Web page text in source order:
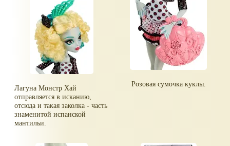
Лагуна Монстр Хай
отправляется в исканию,
отсюда и такая заколка - часть
знаменитой испанской
мантильи.
Розовая сумочка куклы.